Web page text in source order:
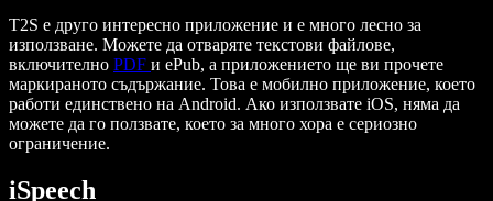
T2S е друго интересно приложение и е много лесно за
използване. Можете да отваряте текстови файлове,
включително PDF и ePub, а приложението ще ви прочете
маркираното съдържание. Това е мобилно приложение, което
работи единствено на Android. Ако използвате iOS, няма да
можете да го ползвате, което за много хора е сериозно
ограничение.
iSpeech